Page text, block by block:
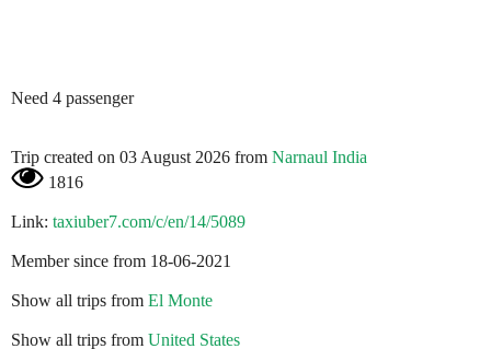
Need 4 passenger
Trip created on 03 August 2026 from Narnaul India
1816
Link: taxiuber7.com/c/en/14/5089
Member since from 18-06-2021
Show all trips from El Monte
Show all trips from United States